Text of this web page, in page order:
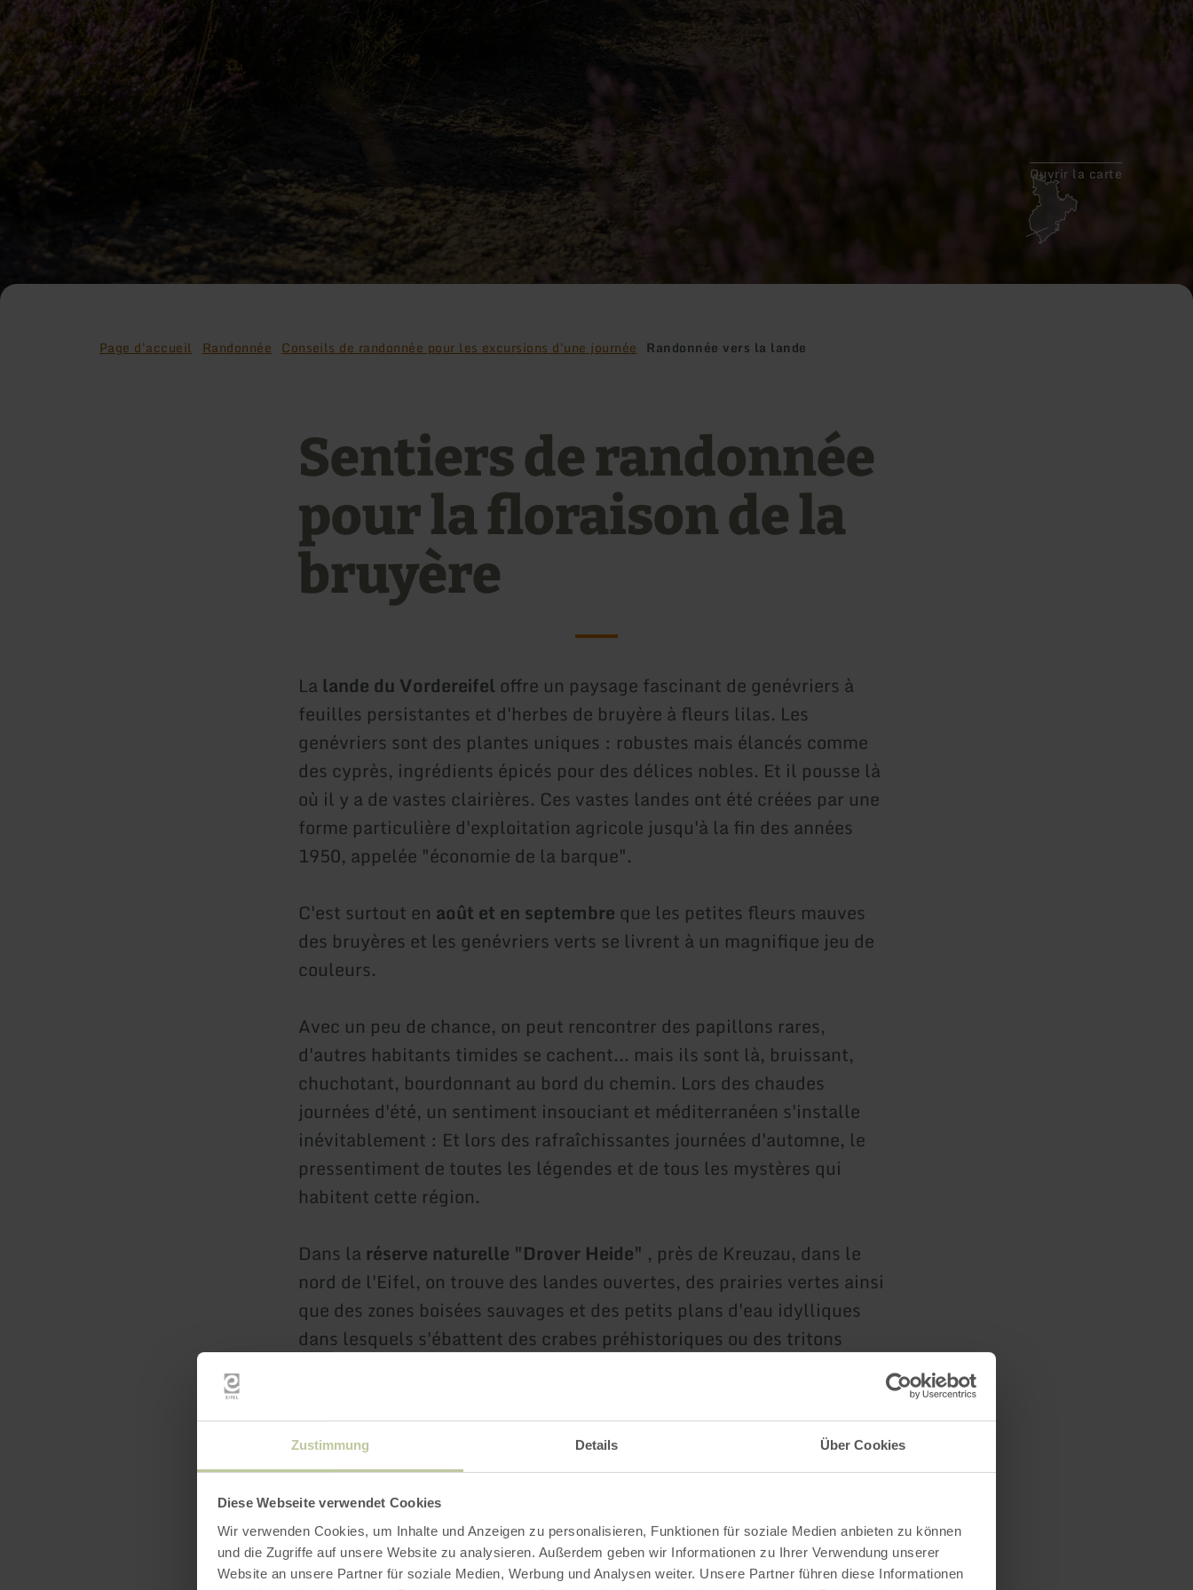
Zustimmung Details Über Cookies
Diese Webseite verwendet Cookies
Wir verwenden Cookies, um Inhalte und Anzeigen zu personalisieren, Funktionen für soziale Medien anbieten zu können
und die Zugriffe auf unsere Website zu analysieren. Außerdem geben wir Informationen zu Ihrer Verwendung unserer
Website an unsere Partner für soziale Medien, Werbung und Analysen weiter. Unsere Partner führen diese Informationen
Ouvrir la carte
Page d'accueil Randonnée Conseils de randonnée pour les excursions d'une journée Randonnée vers la lande
Sentiers de randonnée
pour la floraison de la
bruyère
La lande du Vordereifel offre un paysage fascinant de genévriers à
feuilles persistantes et d'herbes de bruyère à fleurs lilas. Les
genévriers sont des plantes uniques : robustes mais élancés comme
des cyprès, ingrédients épicés pour des délices nobles. Et il pousse là
où il y a de vastes clairières. Ces vastes landes ont été créées par une
forme particulière d'exploitation agricole jusqu'à la fin des années
1950, appelée "économie de la barque".
C'est surtout en août et en septembre que les petites fleurs mauves
des bruyères et les genévriers verts se livrent à un magnifique jeu de
couleurs.
Avec un peu de chance, on peut rencontrer des papillons rares,
d'autres habitants timides se cachent... mais ils sont là, bruissant,
chuchotant, bourdonnant au bord du chemin. Lors des chaudes
journées d'été, un sentiment insouciant et méditerranéen s'installe
inévitablement : Et lors des rafraîchissantes journées d'automne, le
pressentiment de toutes les légendes et de tous les mystères qui
habitent cette région.
Dans la réserve naturelle "Drover Heide" , près de Kreuzau, dans le
nord de l'Eifel, on trouve des landes ouvertes, des prairies vertes ainsi
que des zones boisées sauvages et des petits plans d'eau idylliques
dans lesquels s'ébattent des crabes préhistoriques ou des tritons
Voir la bruyère en fleur